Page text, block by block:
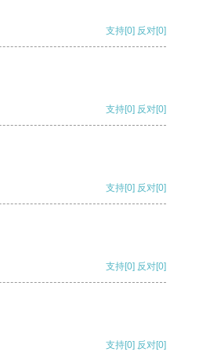
支持[0] 反对[0]
支持[0] 反对[0]
支持[0] 反对[0]
支持[0] 反对[0]
支持[0] 反对[0]